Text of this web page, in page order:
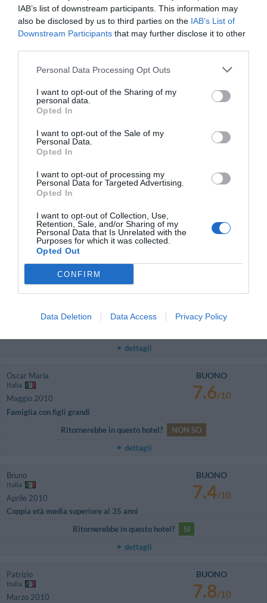
IAB’s list of downstream participants. This information may
also be disclosed by us to third parties on the IAB’s List of
Downstream Participants that may further disclose it to other
Personal Data Processing Opt Outs
I want to opt-out of the Sharing of my
personal data.
Opted In
I want to opt-out of the Sale of my
Personal Data.
Opted In
I want to opt-out of processing my
Personal Data for Targeted Advertising.
Opted In
I want to opt-out of Collection, Use,
Retention, Sale, and/or Sharing of my
Personal Data that Is Unrelated with the
Purposes for which it was collected.
Opted Out
CONFIRM
Data Deletion Data Access Privacy Policy
dettagli
Cristine OTTIMO
8
dettagli
Luglio 2010 7.1/10
dettagli
Giugno 2010
Famiglia con figli piccoli
4.5/10
Ho avuto grossi problemi con la mia carta di credito, sulla quale il personale
dell'albergo ha operato delle pre-autorizzazioni in maniera inadeguata e
all'inizio anche impropria perché hanno addebitato il costo di entrambe le
notti invece che di una sola. Sono rimasta assolutamente delusa dalla
nell'affrontare questa questione.
dettagli
Oscar Maria
Italia
Maggio 2010
Famiglia con figli grandi
BUONO
7.6/10
Ritornerebbe in questo hotel?
NON SO
dettagli
Bruno
Italia
Aprile 2010
Coppia età media superiore ai 35 anni
BUONO
7.4/10
Ritornerebbe in questo hotel?
SI
dettagli
Patrizio
Italia
Marzo 2010
BUONO
7.8/10